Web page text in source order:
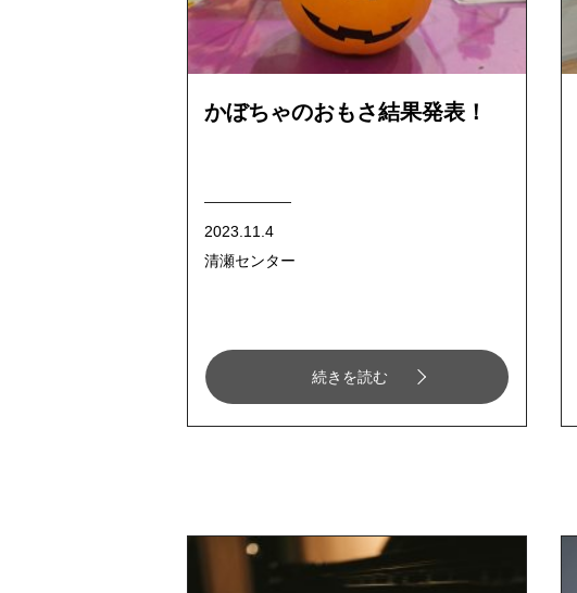
かぼちゃのおもさ結果発表！
2023.11.4
清瀬センター
続きを読む